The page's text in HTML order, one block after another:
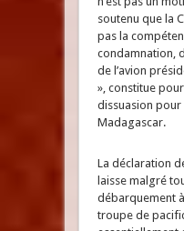
soutenu que la
pas la
condamnation,
de l’avion
», constitue
dissuasion pour
Madagascar.
La déclaration
laisse malgré
débarquement
troupe de